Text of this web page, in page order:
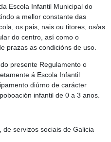
Escola Infantil Municipal do
a mellor constante das
os pais, nais ou titores, os/as
do centro, así como o
prazas as condicións de uso.
presente Regulamento o
á Escola Infantil
diúrno de carácter
infantil de 0 a 3 anos.
de servizos sociais de Galicia